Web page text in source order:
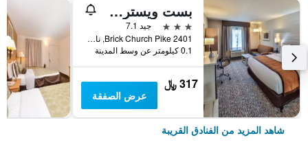
بست ويسترن بلس إكزكيوتيف ريزيدنسي ناشفيل
3 نجوم
جيد 7.1
2401 Brick Church Pike, ناشفيل (تينيسي), TN, الولايات المتحدة الأميريكية
0.1 كيلومتر عن وسط المدينة
317 ﷼
عرض الصفقة
شاهد المزيد من الفنادق القريبة